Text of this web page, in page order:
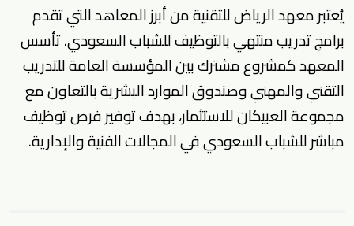
يُعتبر معهد الرياض للتقنية من أبرز المعاهد التي تقدم
برامج تدريب منتهي بالتوظيفللشباب السعودي. تأسس
المعهد كمشروع مشترك بين المؤسسة العامة للتدريب
التقني والمهني وصندوق الموارد البشرية بالتعاون مع
مجموعة العبيكان للاستثمار، بهدف توفيرفرص توظيف
مباشرللشباب السعودي في المجالات الفنية والإدارية.